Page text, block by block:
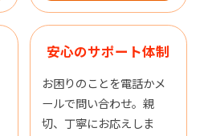
安心のサポート体制
お困りのことを電話かメ
ールで問い合わせ。親
切、丁寧にお応えしま